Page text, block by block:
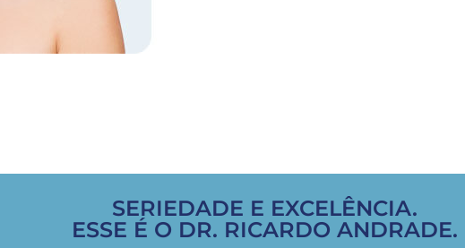
SERIEDADE E EXCELÊNCIA.
ESSE É O DR. RICARDO ANDRADE.